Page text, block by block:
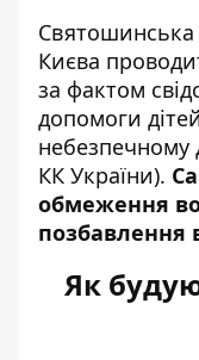
Святошинська
Києва
за фактом
допомоги
небезпечному
КК України).
обмеження
позбавлення
Як